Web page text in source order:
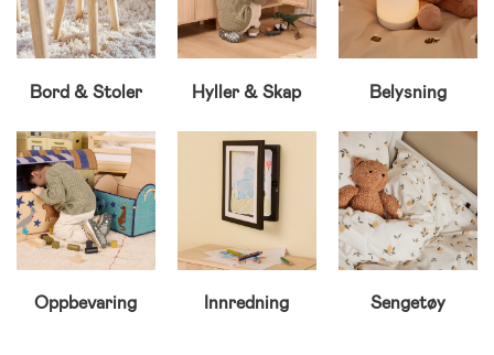
Bord & Stoler Hyller & Skap Belysning
Oppbevaring Innredning Sengetøy